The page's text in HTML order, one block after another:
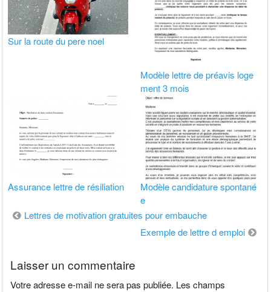
Sur la route du pere noel
Modèle lettre de préavis loge
ment 3 mois
Assurance lettre de résiliation
Modèle candidature spontané
e
Navigation
Lettres de motivation gratuites pour embauche
Exemple de lettre d emploi
Laisser un commentaire
Votre adresse e-mail ne sera pas publiée. Les champs